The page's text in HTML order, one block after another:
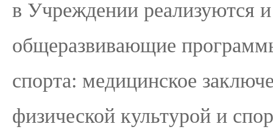
в Учреждении реализуются
общеразвивающие
спорта: медицинское
физической культурой и